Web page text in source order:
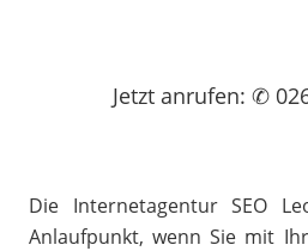
Jetzt anrufen: ✆
Die Internetagentur SEO
Anlaufpunkt, wenn Sie mit